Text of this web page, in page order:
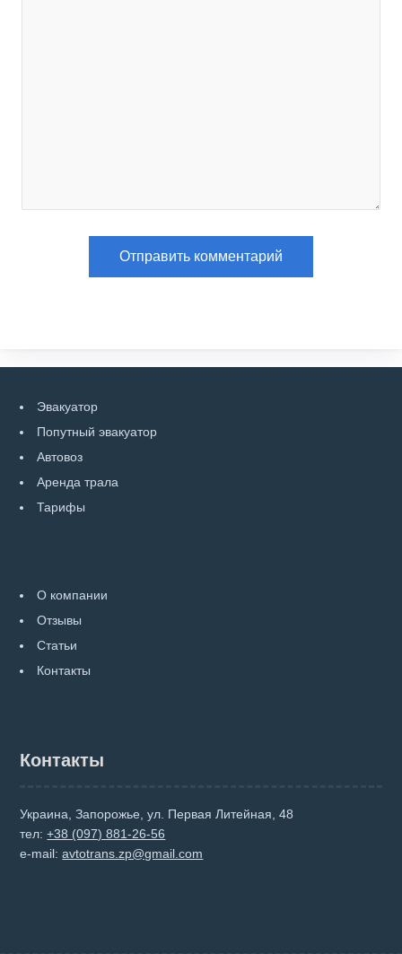
Эвакуатор
Попутный эвакуатор
Автовоз
Аренда трала
Тарифы
О компании
Отзывы
Статьи
Контакты
Контакты
Украина, Запорожье, ул. Первая Литейная, 48
тел:+38 (097) 881-26-56
e-mail:avtotrans.zp@gmail.com